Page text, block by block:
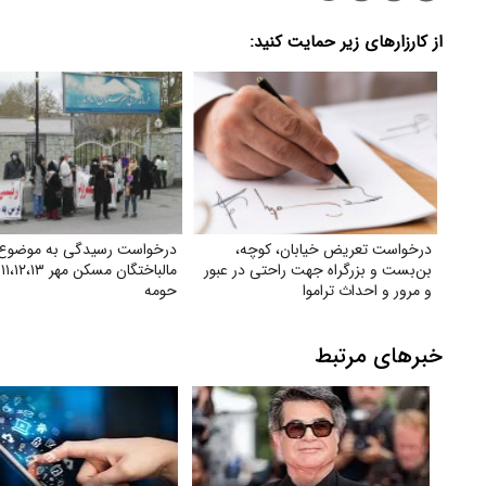
از کارزارهای زیر حمایت کنید:
درخواست تعریض خیابان، کوچه،
بن‌بست و بزرگراه جهت راحتی در عبور
و مرور و احداث تراموا
درخواست رسیدگی به
حومه
خبرهای مرتبط